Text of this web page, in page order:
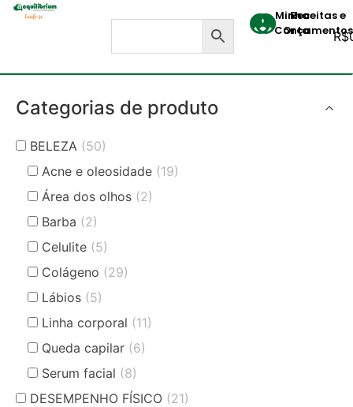
Minha
Conta
Receitas e
Orçamentos
R$
Categorias de produto
BELEZA (50)
Acne e oleosidade (19)
Área dos olhos (2)
Barba (2)
Celulite (5)
Colágeno (29)
Lábios (5)
Linha corporal (11)
Queda capilar (6)
Serum facial (8)
DESEMPENHO FÍSICO (21)